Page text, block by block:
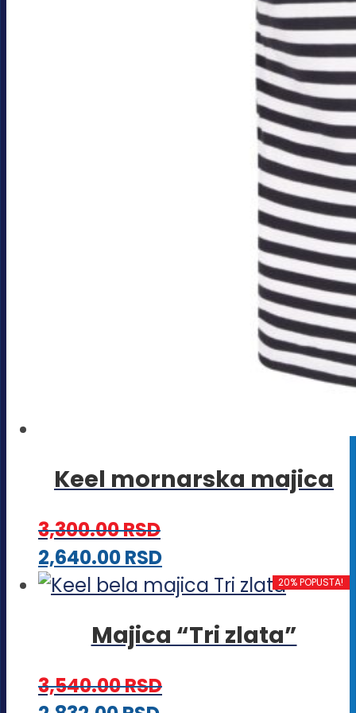
Keel mornarska majica
3,300.00RSD
2,640.00RSDOvaj
proizvod
više
Opcije
20% POPUSTA!
Majica “Tri zlata”
3,540.00RSD